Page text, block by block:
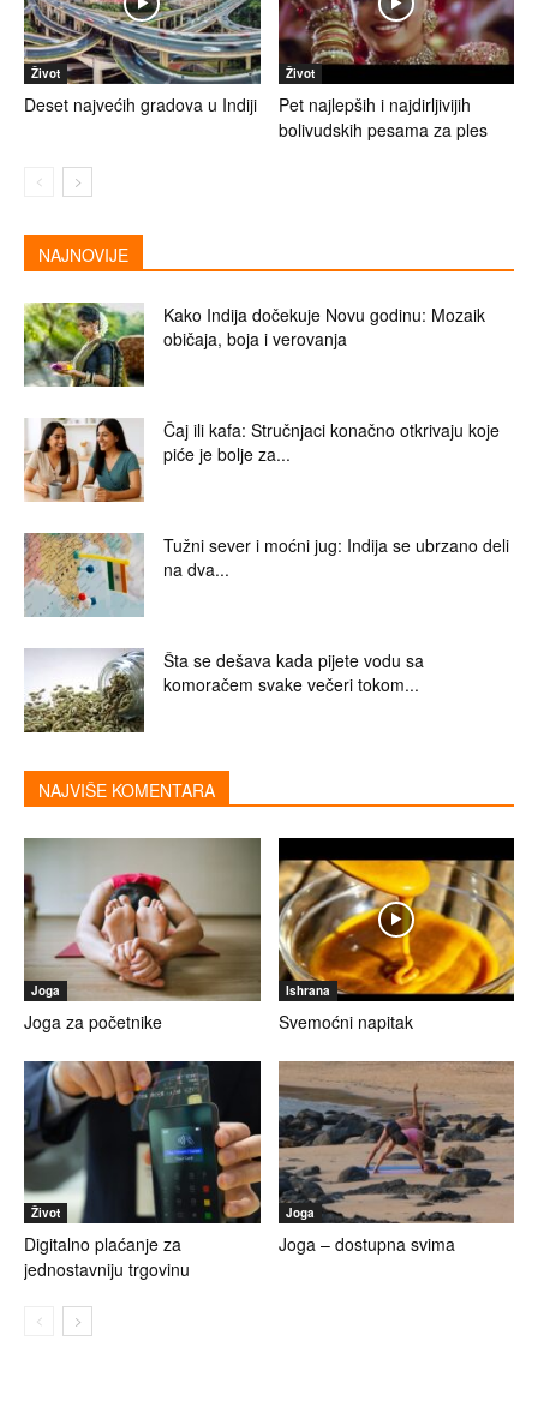
Život
Deset najvećih gradova u Indiji
Život
Pet najlepših i najdirljivijih
bolivudskih pesama za ples
NAJNOVIJE
Kako Indija dočekuje Novu godinu: Mozaik
običaja, boja i verovanja
Čaj ili kafa: Stručnjaci konačno otkrivaju koje
piće je bolje za...
Tužni sever i moćni jug: Indija se ubrzano deli
na dva...
Šta se dešava kada pijete vodu sa
komoračem svake večeri tokom...
NAJVIŠE KOMENTARA
Joga
Joga za početnike
Ishrana
Svemoćni napitak
Život
Digitalno plaćanje za
jednostavniju trgovinu
Joga
Joga – dostupna svima